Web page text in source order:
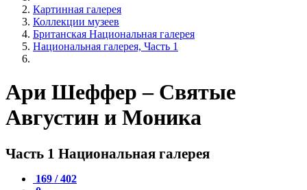
Картинная галерея
Коллекции музеев
Британская Национальная галерея
Национальная галерея, Часть 1
Ари Шеффер – Святые
Августин и Моника
Часть 1 Национальная галерея
169 / 402